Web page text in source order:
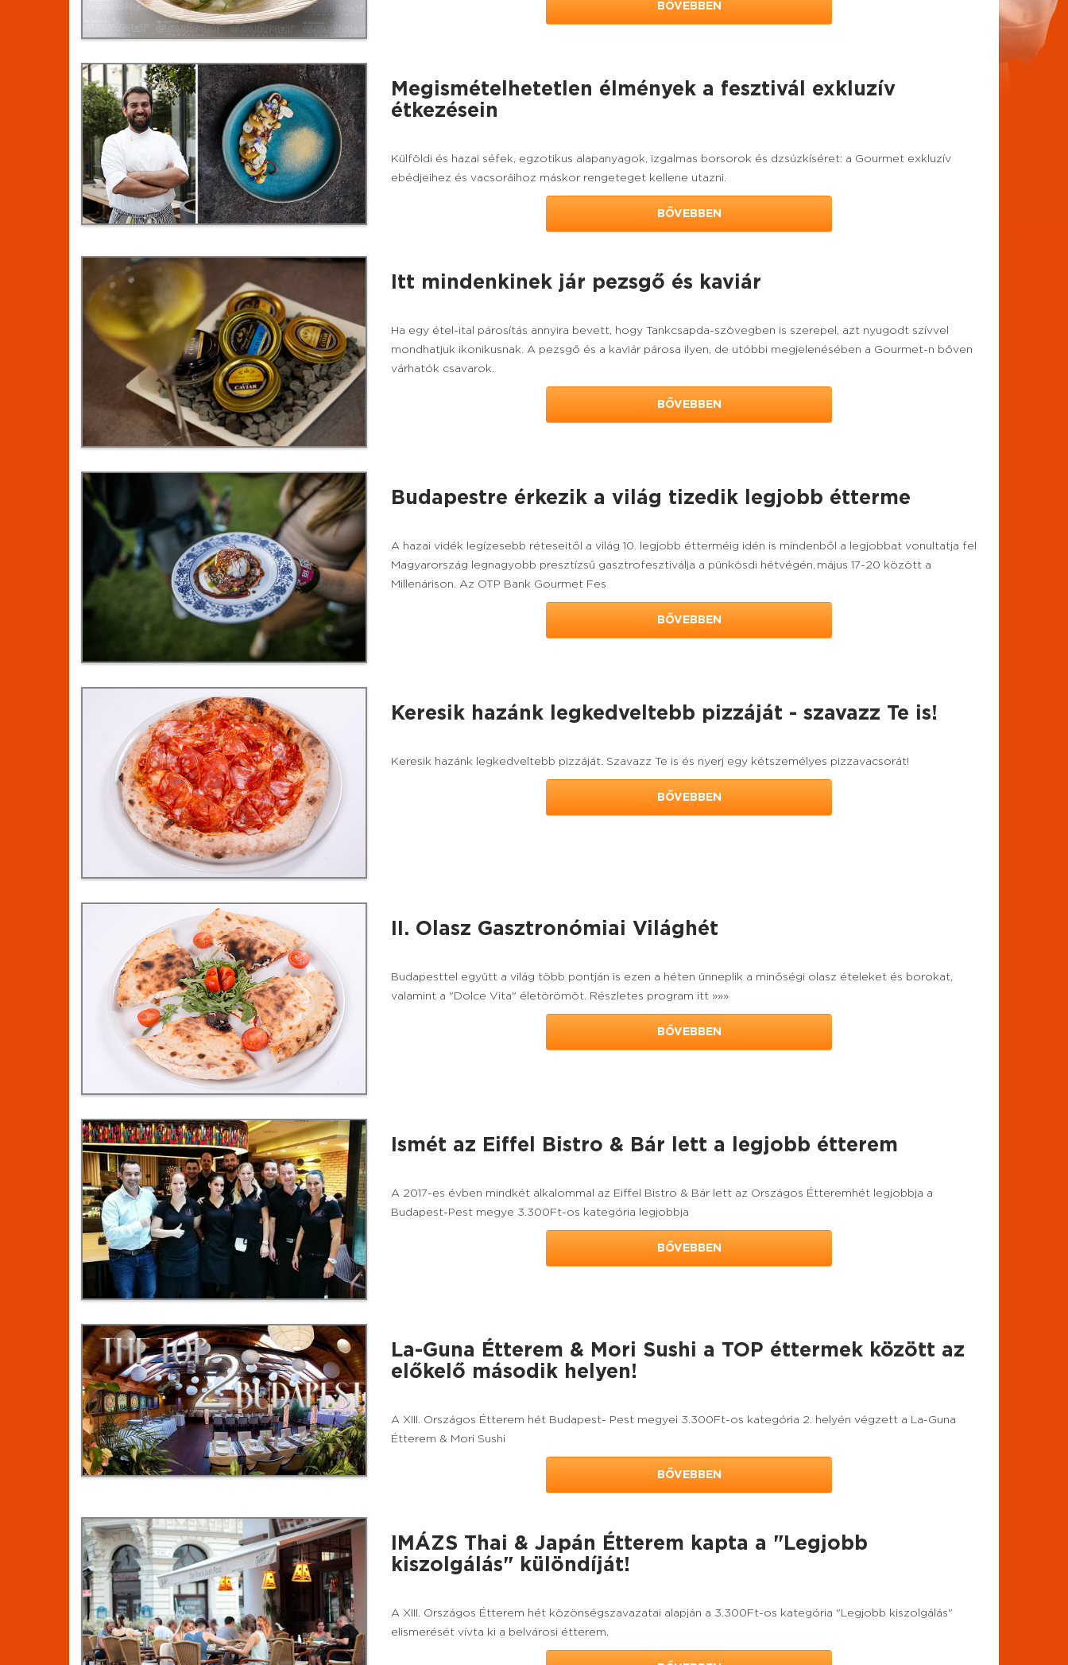
BŐVEBBEN
Megismételhetetlen élmények a fesztivál exkluzív
étkezésein
Külföldi és hazai séfek, egzotikus alapanyagok, izgalmas borsorok és dzsúzkíséret: a Gourmet exkluzív
ebédjeihez és vacsoráihoz máskor rengeteget kellene utazni.
BŐVEBBEN
Itt mindenkinek jár pezsgő és kaviár
Ha egy étel-ital párosítás annyira bevett, hogy Tankcsapda-szövegben is szerepel, azt nyugodt szívvel
mondhatjuk ikonikusnak. A pezsgő és a kaviár párosa ilyen, de utóbbi megjelenésében a Gourmet-n bőven
várhatók csavarok.
BŐVEBBEN
Budapestre érkezik a világ tizedik legjobb étterme
A hazai vidék legízesebb réteseitől a világ 10. legjobb étterméig idén is mindenből a legjobbat vonultatja fel
Magyarország legnagyobb presztízsű gasztrofesztiválja a pünkösdi hétvégén, május 17-20 között a
Millenárison. Az OTP Bank Gourmet Fes
BŐVEBBEN
Keresik hazánk legkedveltebb pizzáját - szavazz Te is!
Keresik hazánk legkedveltebb pizzáját. Szavazz Te is és nyerj egy kétszemélyes pizzavacsorát!
BŐVEBBEN
II. Olasz Gasztronómiai Világhét
Budapesttel együtt a világ több pontján is ezen a héten ünneplik a minőségi olasz ételeket és borokat,
valamint a "Dolce Vita" életörömöt. Részletes program itt »»»
BŐVEBBEN
Ismét az Eiffel Bistro & Bár lett a legjobb étterem
A 2017-es évben mindkét alkalommal az Eiffel Bistro & Bár lett az Országos Étteremhét legjobbja a
Budapest-Pest megye 3.300Ft-os kategória legjobbja
BŐVEBBEN
La-Guna Étterem & Mori Sushi a TOP éttermek között az
előkelő második helyen!
A XIII. Országos Étterem hét Budapest- Pest megyei 3.300Ft-os kategória 2. helyén végzett a La-Guna
Étterem & Mori Sushi
BŐVEBBEN
IMÁZS Thai & Japán Étterem kapta a "Legjobb
kiszolgálás" különdíját!
A XIII. Országos Étterem hét közönségszavazatai alapján a 3.300Ft-os kategória "Legjobb kiszolgálás"
elismerését vívta ki a belvárosi étterem.